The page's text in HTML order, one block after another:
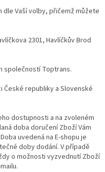
dle Vaší volby, přičemž můžete
2301, Havlíčkův Brod
společností Toptrans.
České republiky a Slovenské
dostupnosti a na zvoleném
doba doručení Zboží Vám
uvedená na E-shopu je
doby dodání. V případě
o možnosti vyzvednutí Zboží